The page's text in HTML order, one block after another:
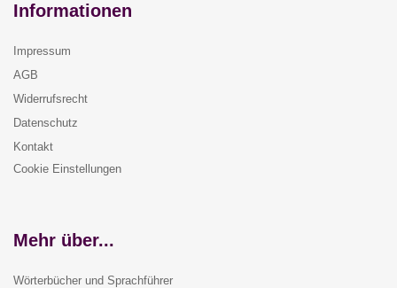
Informationen
Impressum
AGB
Widerrufsrecht
Datenschutz
Kontakt
Cookie Einstellungen
Mehr über...
Wörterbücher und Sprachführer